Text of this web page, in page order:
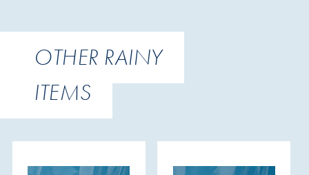
OTHER RAINY
ITEMS